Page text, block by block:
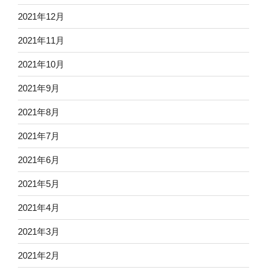
2021年12月
2021年11月
2021年10月
2021年9月
2021年8月
2021年7月
2021年6月
2021年5月
2021年4月
2021年3月
2021年2月